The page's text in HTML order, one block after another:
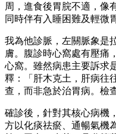
周，進食後胃脘不適，像
同時伴有入睡困難及輕微
我為他診脈，左關脈象是
膚。腹診時心窩處有壓痛
心窩。雖然病患主要訴求
釋：「肝木克土，肝病往
查，而非急於治胃病。檢
確診後，針對其核心病機
方以化痰祛瘀、通暢氣機